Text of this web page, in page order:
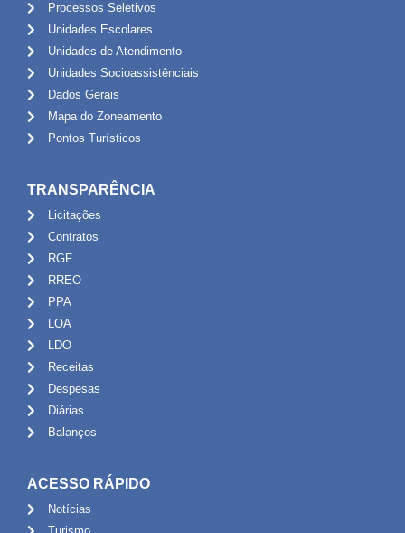
Processos Seletivos
Unidades Escolares
Unidades de Atendimento
Unidades Socioassistênciais
Dados Gerais
Mapa do Zoneamento
Pontos Turísticos
TRANSPARÊNCIA
Licitações
Contratos
RGF
RREO
PPA
LOA
LDO
Receitas
Despesas
Diárias
Balanços
ACESSO RÁPIDO
Notícias